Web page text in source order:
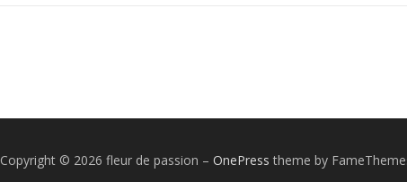
Copyright © 2026 fleur de passion – OnePress theme by